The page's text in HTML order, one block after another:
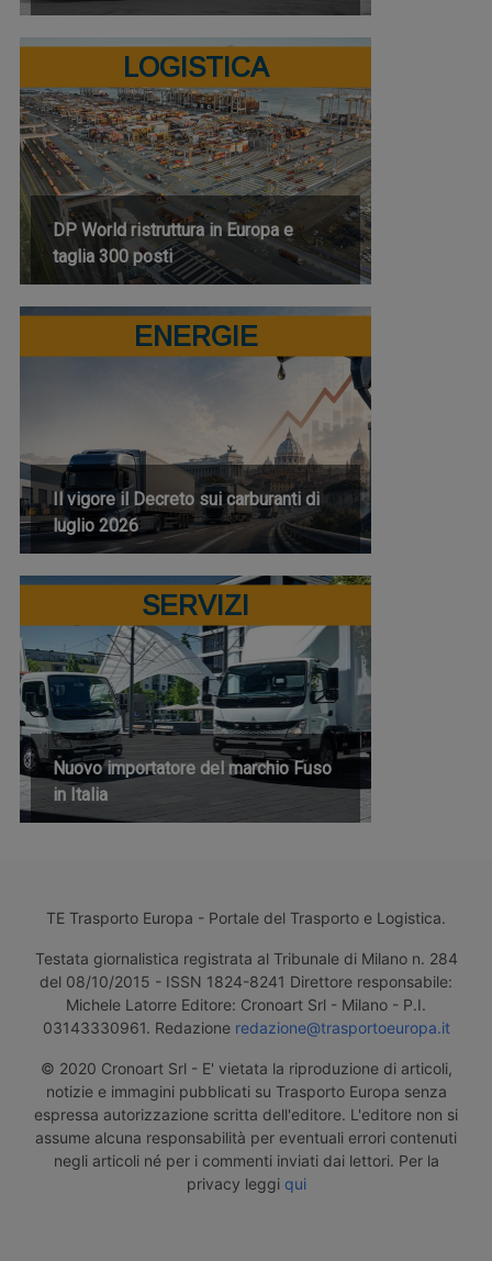
LOGISTICA
DP World ristruttura in Europa e
taglia 300 posti
ENERGIE
Il vigore il Decreto sui carburanti di
luglio 2026
SERVIZI
Nuovo importatore del marchio Fuso
in Italia
TE Trasporto Europa - Portale del Trasporto e Logistica.
Testata giornalistica registrata al Tribunale di Milano n. 284
del 08/10/2015 - ISSN 1824-8241 Direttore responsabile:
Michele Latorre Editore: Cronoart Srl - Milano - P.I.
03143330961. Redazione redazione@trasportoeuropa.it
© 2020 Cronoart Srl - E' vietata la riproduzione di articoli,
notizie e immagini pubblicati su Trasporto Europa senza
espressa autorizzazione scritta dell'editore. L'editore non si
assume alcuna responsabilità per eventuali errori contenuti
negli articoli né per i commenti inviati dai lettori. Per la
privacy leggi qui